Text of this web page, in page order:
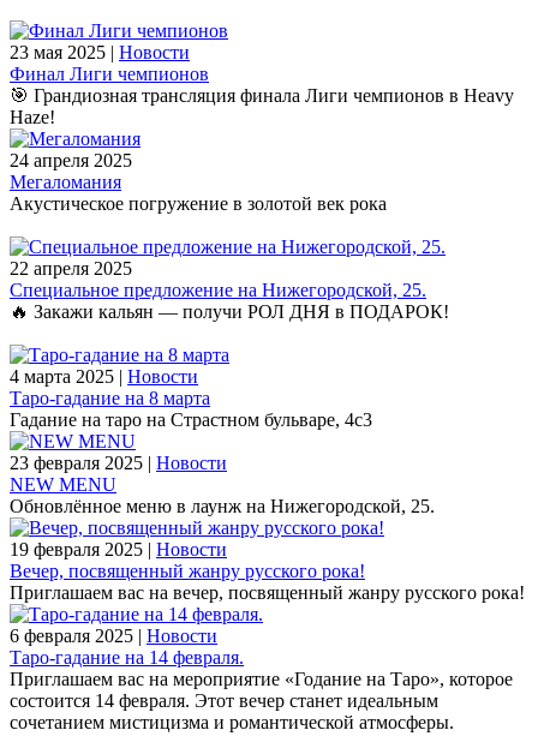
23 мая 2025 | Новости
Финал Лиги чемпионов
🎯 Грандиозная трансляция финала Лиги чемпионов в Heavy
Haze!
24 апреля 2025
Мегаломания
Акустическое погружение в золотой век рока
22 апреля 2025
Специальное предложение на Нижегородской, 25.
🔥 Закажи кальян — получи РОЛ ДНЯ в ПОДАРОК!
4 марта 2025 | Новости
Таро-гадание на 8 марта
Гадание на таро на Страстном бульваре, 4с3
23 февраля 2025 | Новости
NEW MENU
Обновлённое меню в лаунж на Нижегородской, 25.
19 февраля 2025 | Новости
Вечер, посвященный жанру русского рока!
Приглашаем вас на вечер, посвященный жанру русского рока!
6 февраля 2025 | Новости
Таро-гадание на 14 февраля.
Приглашаем вас на мероприятие «Годание на Таро», которое
состоится 14 февраля. Этот вечер станет идеальным
сочетанием мистицизма и романтической атмосферы.